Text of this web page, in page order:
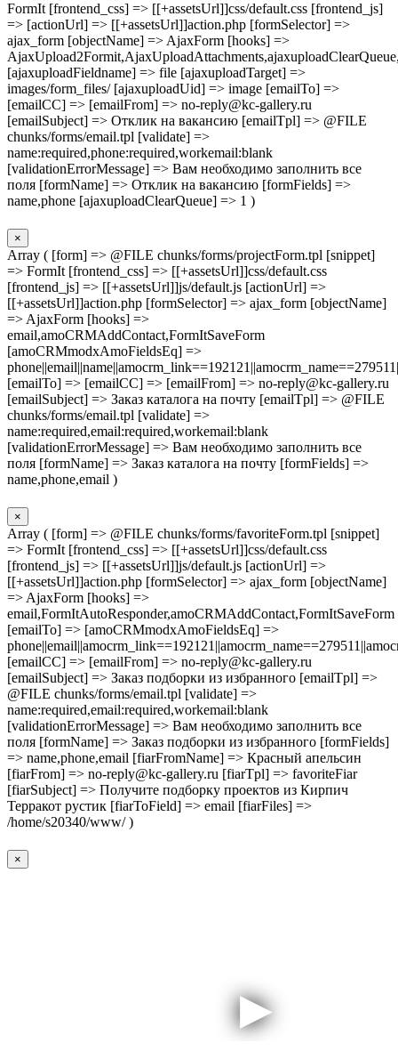
FormIt [frontend_css] => [[+assetsUrl]]css/default.css [frontend_js]
=> [actionUrl] => [[+assetsUrl]]action.php [formSelector] =>
ajax_form [objectName] => AjaxForm [hooks] =>
[ajaxuploadFieldname] => file [ajaxuploadTarget] =>
images/form_files/ [ajaxuploadUid] => image [emailTo] =>
[emailCC] => [emailFrom] => no-reply@kc-gallery.ru
[emailSubject] => Отклик на вакансию [emailTpl] => @FILE
chunks/forms/email.tpl [validate] =>
name:required,phone:required,workemail:blank
[validationErrorMessage] => Вам необходимо заполнить все
поля [formName] => Отклик на вакансию [formFields] =>
name,phone [ajaxuploadClearQueue] => 1 )
×
Array ( [form] => @FILE chunks/forms/projectForm.tpl [snippet]
=> FormIt [frontend_css] => [[+assetsUrl]]css/default.css
[frontend_js] => [[+assetsUrl]]js/default.js [actionUrl] =>
[[+assetsUrl]]action.php [formSelector] => ajax_form [objectName]
=> AjaxForm [hooks] =>
email,amoCRMAddContact,FormItSaveForm
[amoCRMmodxAmoFieldsEq] =>
[emailTo] => [emailCC] => [emailFrom] => no-reply@kc-gallery.ru
[emailSubject] => Заказ каталога на почту [emailTpl] => @FILE
chunks/forms/email.tpl [validate] =>
name:required,email:required,workemail:blank
[validationErrorMessage] => Вам необходимо заполнить все
поля [formName] => Заказ каталога на почту [formFields] =>
name,phone,email )
×
Array ( [form] => @FILE chunks/forms/favoriteForm.tpl [snippet]
=> FormIt [frontend_css] => [[+assetsUrl]]css/default.css
[frontend_js] => [[+assetsUrl]]js/default.js [actionUrl] =>
[[+assetsUrl]]action.php [formSelector] => ajax_form [objectName]
=> AjaxForm [hooks] =>
email,FormItAutoResponder,amoCRMAddContact,FormItSaveForm
[emailTo] => [amoCRMmodxAmoFieldsEq] =>
[emailCC] => [emailFrom] => no-reply@kc-gallery.ru
[emailSubject] => Заказ подборки из избранного [emailTpl] =>
@FILE chunks/forms/email.tpl [validate] =>
name:required,email:required,workemail:blank
[validationErrorMessage] => Вам необходимо заполнить все
поля [formName] => Заказ подборки из избранного [formFields]
=> name,phone,email [fiarFromName] => Красный апельсин
[fiarFrom] => no-reply@kc-gallery.ru [fiarTpl] => favoriteFiar
[fiarSubject] => Получите подборку проектов из Кирпич
Терракот рустик [fiarToField] => email [fiarFiles] =>
/home/s20340/www/ )
×